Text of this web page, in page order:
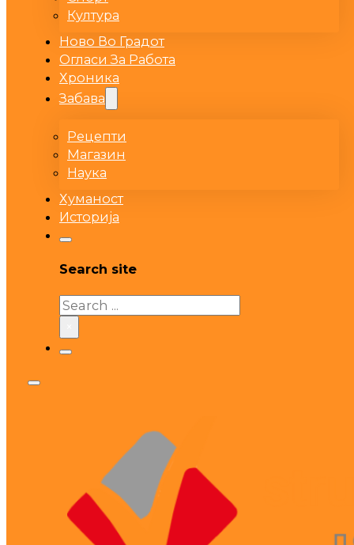
Култура
Ново Во Градот
Огласи За Работа
Хроника
Забава
Рецепти
Магазин
Наука
Хуманост
Историја
Search site
Search